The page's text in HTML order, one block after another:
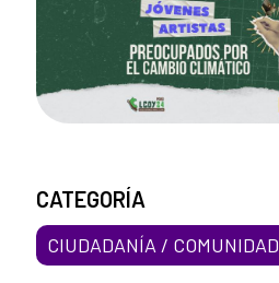
CATEGORÍA
CIUDADANÍA / COMUNIDAD